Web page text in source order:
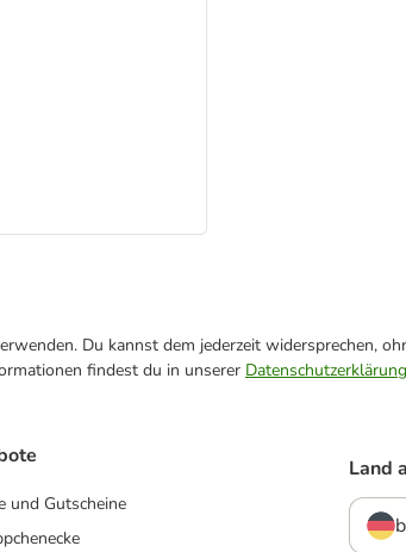
Du kannst dem jederzeit widersprechen,
findest du in unserer Datenschutzerklärung
und Gutscheine
Land